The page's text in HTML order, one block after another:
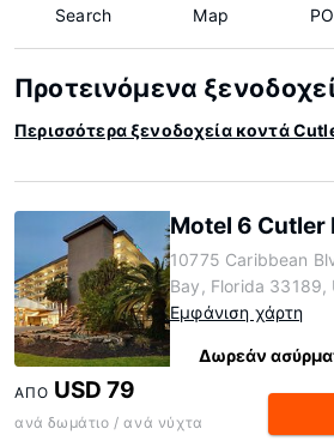
Search Map
Προτεινόμενα
Περισσότερα ξενοδοχεία κοντά
Motel 6 Cutler
10775 Caribbean
Bay, Florida 33189,
Εμφάνιση χάρτη
Δωρεάν
ΑΠΌ USD 79
ανά δωμάτιο / ανά νύχτα